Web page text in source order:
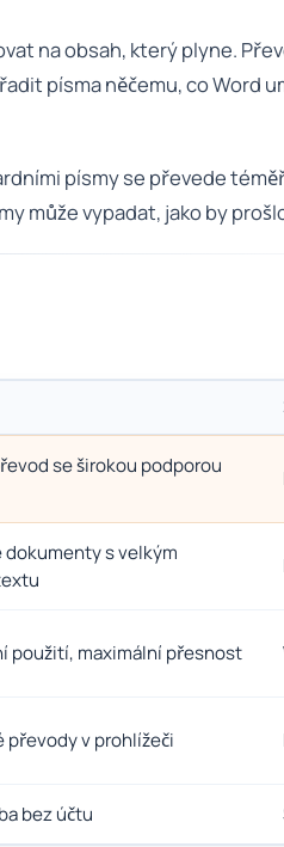
na obsah, který plyne.
písma něčemu, co Word
písmy se převede
může vypadat, jako by
se širokou podporou
s velkým
použití, maximální přesnost
převody v prohlížeči
bez účtu